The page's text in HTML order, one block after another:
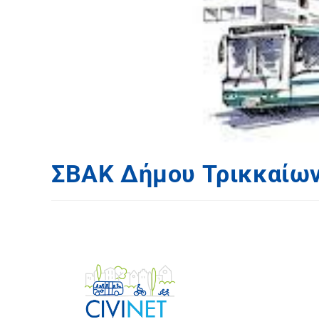
ΣΒΑΚ Δήμου